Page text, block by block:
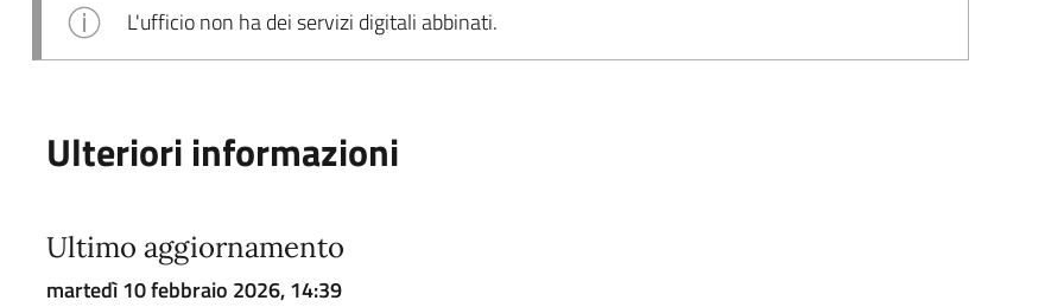
L'ufficio non ha dei servizi digitali abbinati.
Ulteriori informazioni
Ultimo aggiornamento
martedì 10 febbraio 2026, 14:39